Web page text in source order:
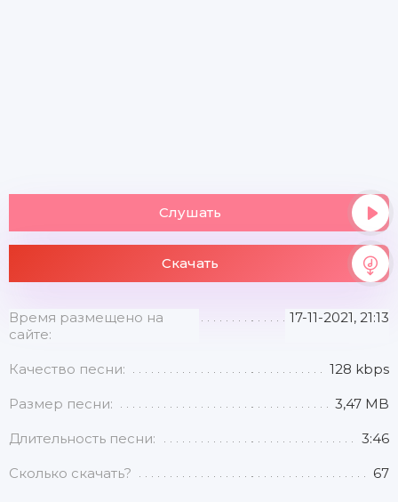
Слушать
Скачать
Время размещено на
сайте:
17-11-2021, 21:13
Качество песни: 128 kbps
Размер песни: 3,47 MB
Длительность песни: 3:46
Сколько скачать? 67